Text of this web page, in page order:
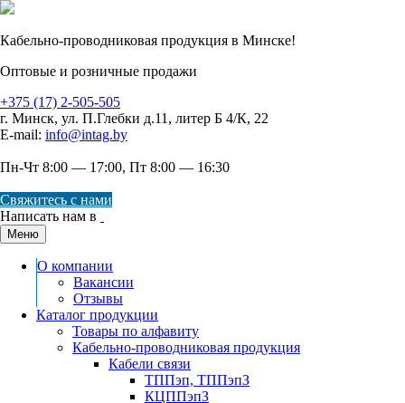
Кабельно-проводниковая продукция в Минске!
Оптовые и розничные продажи
+375 (17) 2-505-505
г. Минск, ул. П.Глебки д.11, литер Б 4/К, 22
E-mail: info@intag.by
Пн-Чт 8:00 — 17:00, Пт 8:00 — 16:30
Свяжитесь с нами
Написать нам в
Меню
О компании
Вакансии
Отзывы
Каталог продукции
Товары по алфавиту
Кабельно-проводниковая продукция
Кабели связи
ТППэп, ТППэпЗ
КЦППэпЗ